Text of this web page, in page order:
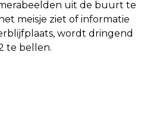
uit de buurt te
meisje ziet of informatie
wordt dringend
te bellen.